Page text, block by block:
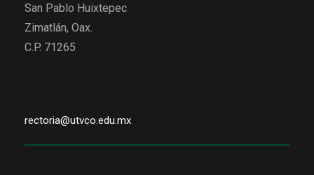
San Pablo Huixtepec
Zimatlán, Oax.
C.P. 71265
rectoria@utvco.edu.mx